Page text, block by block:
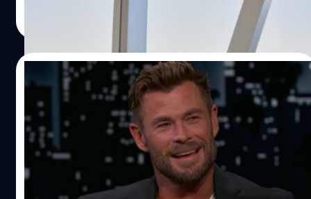
16/11/2022
Chris Hemsworth เผย Chris Evans โดน
แก๊งอเวนเจอร์สแซวยับ หลังได้รับเลือกเป็น
‘ชายที่เซ็กซี่ที่สุดในโลก’
อย่างที่เราทราบกันดีว่า เมื่อไม่นานมานี้ คริส อีแวนส์ (Chris
Evans) ได้รับการโหวตให้เป็นชายที่เซ็กซี่ที่สุดแห่งปี 2022
ของนิตยสาร People แต่เคยสงสัยกันไหมว่า ที่เห็นอีแวนส์นิ่ง